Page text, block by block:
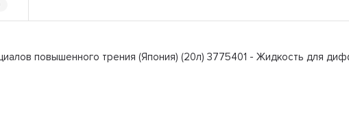
повышенного трения (Япония) (20л) 3775401 - Жидкость для